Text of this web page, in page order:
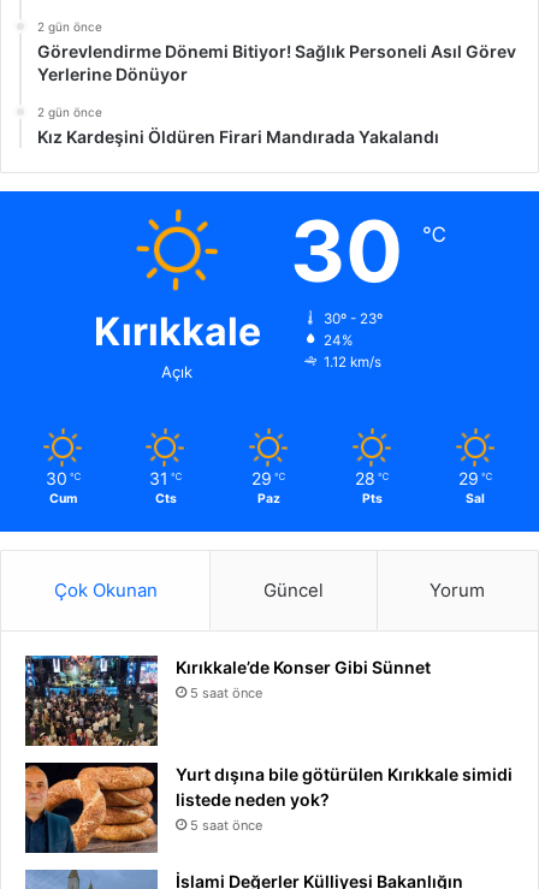
2 gün önce
Görevlendirme Dönemi Bitiyor! Sağlık Personeli Asıl Görev
Yerlerine Dönüyor
2 gün önce
Kız Kardeşini Öldüren Firari Mandırada Yakalandı
Kırıkkale
Açık
30 ℃
30º - 23º
24%
1.12 km/s
30 ℃
Cum
31 ℃
Cts
29 ℃
Paz
28 ℃
Pts
29 ℃
Sal
Çok Okunan Güncel Yorum
Kırıkkale’de Konser Gibi Sünnet
5 saat önce
Yurt dışına bile götürülen Kırıkkale simidi
listede neden yok?
5 saat önce
İslami Değerler Külliyesi Bakanlığın